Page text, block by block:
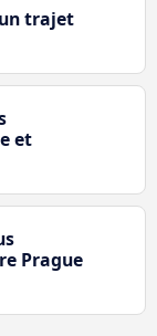
trajet
et
Prague